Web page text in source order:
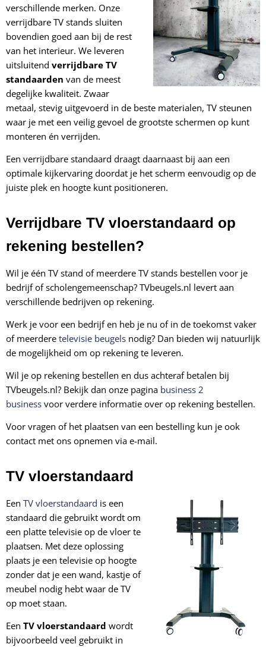
verschillende merken. Onze
verrijdbare TV stands sluiten
bovendien goed aan bij de rest
van het interieur. We leveren
uitsluitend verrijdbare TV
standaarden van de meest
degelijke kwaliteit. Zwaar
metaal, stevig uitgevoerd in de beste materialen, TV steunen
waar je met een veilig gevoel de grootste schermen op kunt
monteren én verrijden.
Een verrijdbare standaard draagt daarnaast bij aan een
optimale kijkervaring doordat je het scherm eenvoudig op de
juiste plek en hoogte kunt positioneren.
Verrijdbare TV vloerstandaard op
rekening bestellen?
Wil je één TV stand of meerdere TV stands bestellen voor je
bedrijf of scholengemeenschap? TVbeugels.nl levert aan
verschillende bedrijven op rekening.
Werk je voor een bedrijf en heb je nu of in de toekomst vaker
of meerdere televisie beugels nodig? Dan bieden wij natuurlijk
de mogelijkheid om op rekening te leveren.
Wil je op rekening bestellen en dus achteraf betalen bij
TVbeugels.nl? Bekijk dan onze pagina business 2
business voor verdere informatie over op rekening bestellen.
Voor vragen of het plaatsen van een bestelling kun je ook
contact met ons opnemen via e-mail.
TV vloerstandaard
Een TV vloerstandaard is een
standaard die gebruikt wordt om
een platte televisie op de vloer te
plaatsen. Met deze oplossing
plaats je een televisie op hoogte
zonder dat je een wand, kastje of
meubel nodig hebt waar de TV
op moet staan.
Een TV vloerstandaard wordt
bijvoorbeeld veel gebruikt in